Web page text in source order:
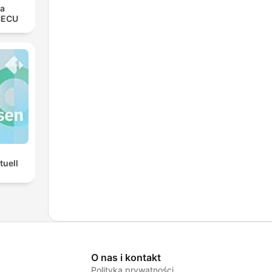
O nas i kontakt
Polityka prywatności